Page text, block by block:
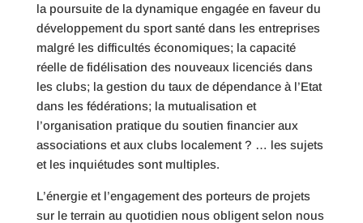
la poursuite de la dynamique engagée en faveur du
développement du sport santé dans les entreprises
malgré les difficultés économiques; la capacité
réelle de fidélisation des nouveaux licenciés dans
les clubs; la gestion du taux de dépendance à l’Etat
dans les fédérations; la mutualisation et
l’organisation pratique du soutien financier aux
associations et aux clubs localement ? … les sujets
et les inquiétudes sont multiples.
L’énergie et l’engagement des porteurs de projets
sur le terrain au quotidien nous obligent selon nous